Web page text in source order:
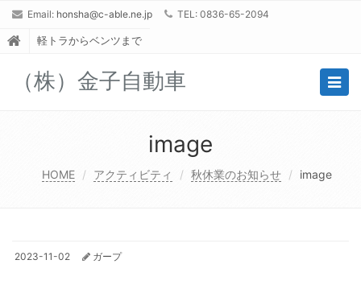
Email: honsha@c-able.ne.jp TEL: 0836-65-2094
軽トラからベンツまで
（株）金子自動車
image
HOME アクティビティ 秋休業のお知らせ image
2023-11-02 ガープ